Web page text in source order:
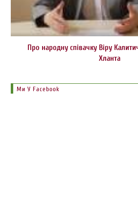
Про народну співачку Віру
Хланта
Ми У Facebook